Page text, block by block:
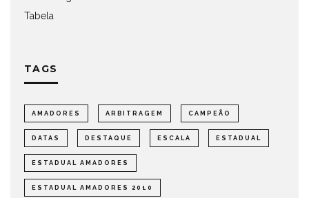
Tabela
TAGS
AMADORES ARBITRAGEM CAMPEÃO
DATAS DESTAQUE ESCALA ESTADUAL
ESTADUAL AMADORES
ESTADUAL AMADORES 2010